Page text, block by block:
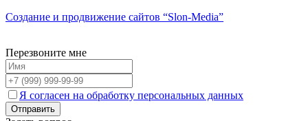
Создание и продвижение сайтов “Slon-Media”
Перезвоните мне
Я согласен на обработку персональных данных